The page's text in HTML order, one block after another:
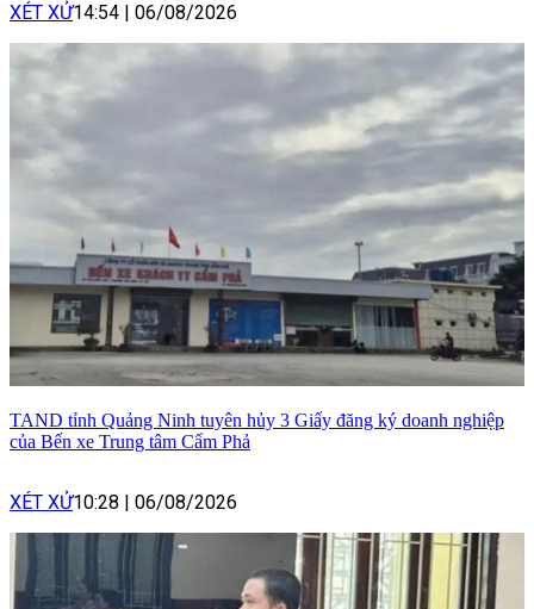
XÉT XỬ14:54 06/08/2026
TAND tỉnh Quảng Ninh tuyên hủy 3 Giấy đăng ký doanh nghiệp
của Bến xe Trung tâm Cẩm Phả
XÉT XỬ10:28 | 06/08/2026